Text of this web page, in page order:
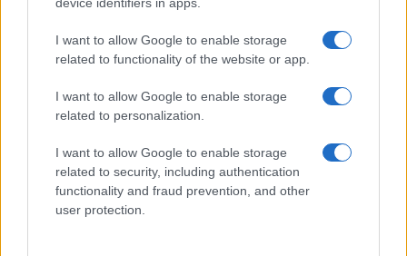
I want to allow Google to enable storage
related to functionality of the website or app.
I want to allow Google to enable storage
related to personalization.
I want to allow Google to enable storage
related to security, including authentication
functionality and fraud prevention, and other
user protection.
La candidatura di Irsina per Capitale Italiana della
Cultura 2029
Anac: boom di appalti sotto soglia, 1,5 miliardi nel
2026
la Legge di Bilancio 2027